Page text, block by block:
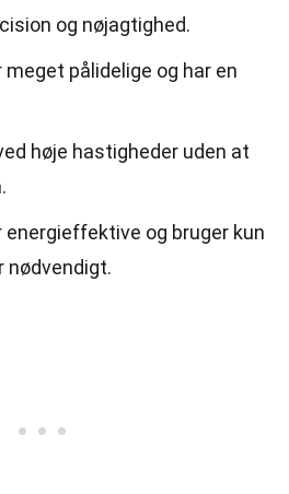
og nøjagtighed.
pålidelige og har en
høje hastigheder uden at
energieffektive og bruger kun
nødvendigt.